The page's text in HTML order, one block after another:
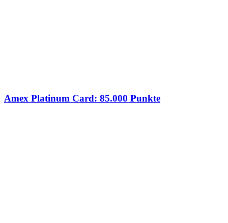
Amex Platinum Card: 85.000 Punkte